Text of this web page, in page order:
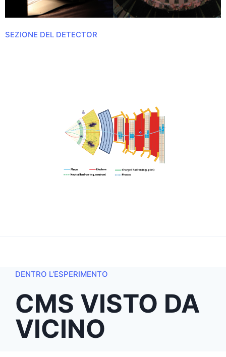
SEZIONE DEL DETECTOR
DENTRO L'ESPERIMENTO
CMS VISTO DA
VICINO